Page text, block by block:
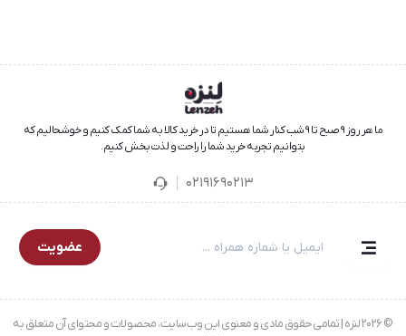
ما هر روز ۹ صبح تا ۹ شب کنار شما هستیم تا در خرید کالا به شما کمک کنیم و خوشحالیم که
بتوانیم تجربه خرید شما را راحت و لذت‌بخش کنیم.
02191690213
عضویت
© 2026 لنزه | تمامی حقوق مادی و معنوی این وب‌سایت، محصولات و محتوای آن متعلق به